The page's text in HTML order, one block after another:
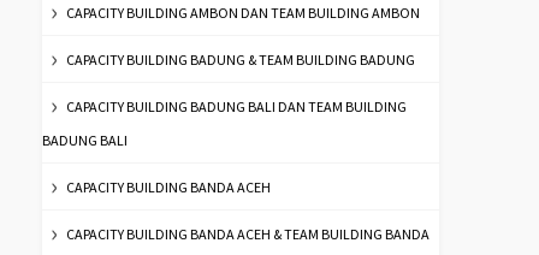
CAPACITY BUILDING AMBON DAN TEAM BUILDING AMBON
CAPACITY BUILDING BADUNG & TEAM BUILDING BADUNG
CAPACITY BUILDING BADUNG BALI DAN TEAM BUILDING
BADUNG BALI
CAPACITY BUILDING BANDA ACEH
CAPACITY BUILDING BANDA ACEH & TEAM BUILDING BANDA